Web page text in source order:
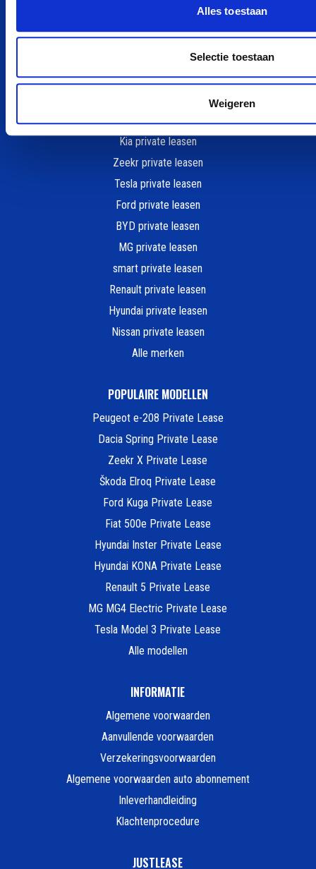
Alles toestaan
Selectie toestaan
Weigeren
Private Lease berekenen
Kleine elektrische auto
Goedkoop auto leasen
Peugeot private leasen
Kia private leasen
Zeekr private leasen
Tesla private leasen
Ford private leasen
BYD private leasen
MG private leasen
smart private leasen
Renault private leasen
Hyundai private leasen
Nissan private leasen
Alle merken
POPULAIRE MODELLEN
Peugeot e-208 Private Lease
Dacia Spring Private Lease
Zeekr X Private Lease
Škoda Elroq Private Lease
Ford Kuga Private Lease
Fiat 500e Private Lease
Hyundai Inster Private Lease
Hyundai KONA Private Lease
Renault 5 Private Lease
MG MG4 Electric Private Lease
Tesla Model 3 Private Lease
Alle modellen
INFORMATIE
Algemene voorwaarden
Aanvullende voorwaarden
Verzekeringsvoorwaarden
Algemene voorwaarden auto abonnement
Inleverhandleiding
Klachtenprocedure
JUSTLEASE